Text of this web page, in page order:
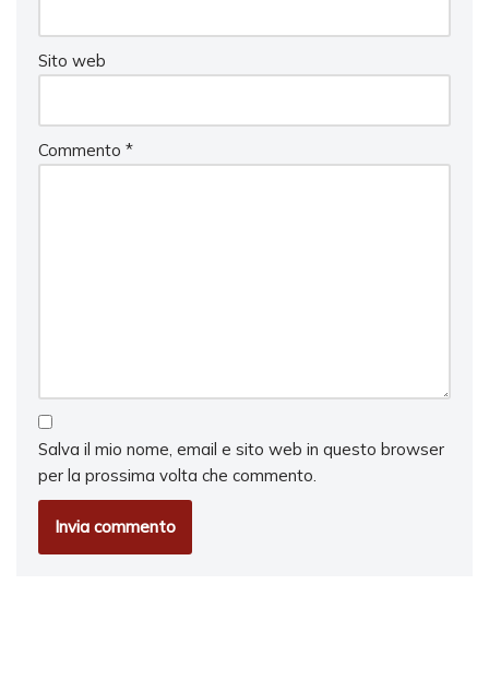
Sito web
Commento *
Salva il mio nome, email e sito web in questo browser
per la prossima volta che commento.